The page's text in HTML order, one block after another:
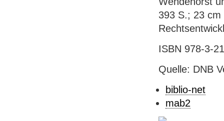
393 S.; 23
ISBN 978-3-
Quelle: DNB
biblio-net
mab2